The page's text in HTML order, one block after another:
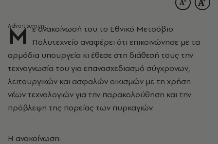
Μ ε ανακοίνωσή του το Εθνικό Μετσόβιο
Πολυτεχνείο αναφέρει ότι επικοινώνησε με τα
αρμόδια υπουργεία κι έθεσε στη διάθεσή τους την
τεχνογνωσία του για επανασχεδιασμό σύγχρονων,
λειτουργικών και ασφαλών οικισμών με τη χρήση
νέων τεχνολογιών για την παρακολούθηση και την
πρόβλεψη της πορείας των πυρκαγιών.
Η ανακοίνωση: